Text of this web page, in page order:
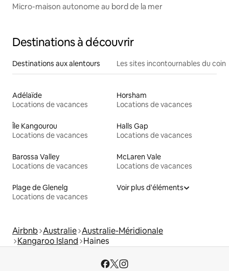
Micro-maison autonome au bord de la mer
Destinations à découvrir
Destinations aux alentours Les sites incontournables du coin
Adélaïde
Locations de vacances
Horsham
Locations de vacances
Île Kangourou
Locations de vacances
Halls Gap
Locations de vacances
Barossa Valley
Locations de vacances
McLaren Vale
Locations de vacances
Plage de Glenelg
Locations de vacances
Voir plus d'éléments
Airbnb Australie Australie-Méridionale
Kangaroo Island Haines